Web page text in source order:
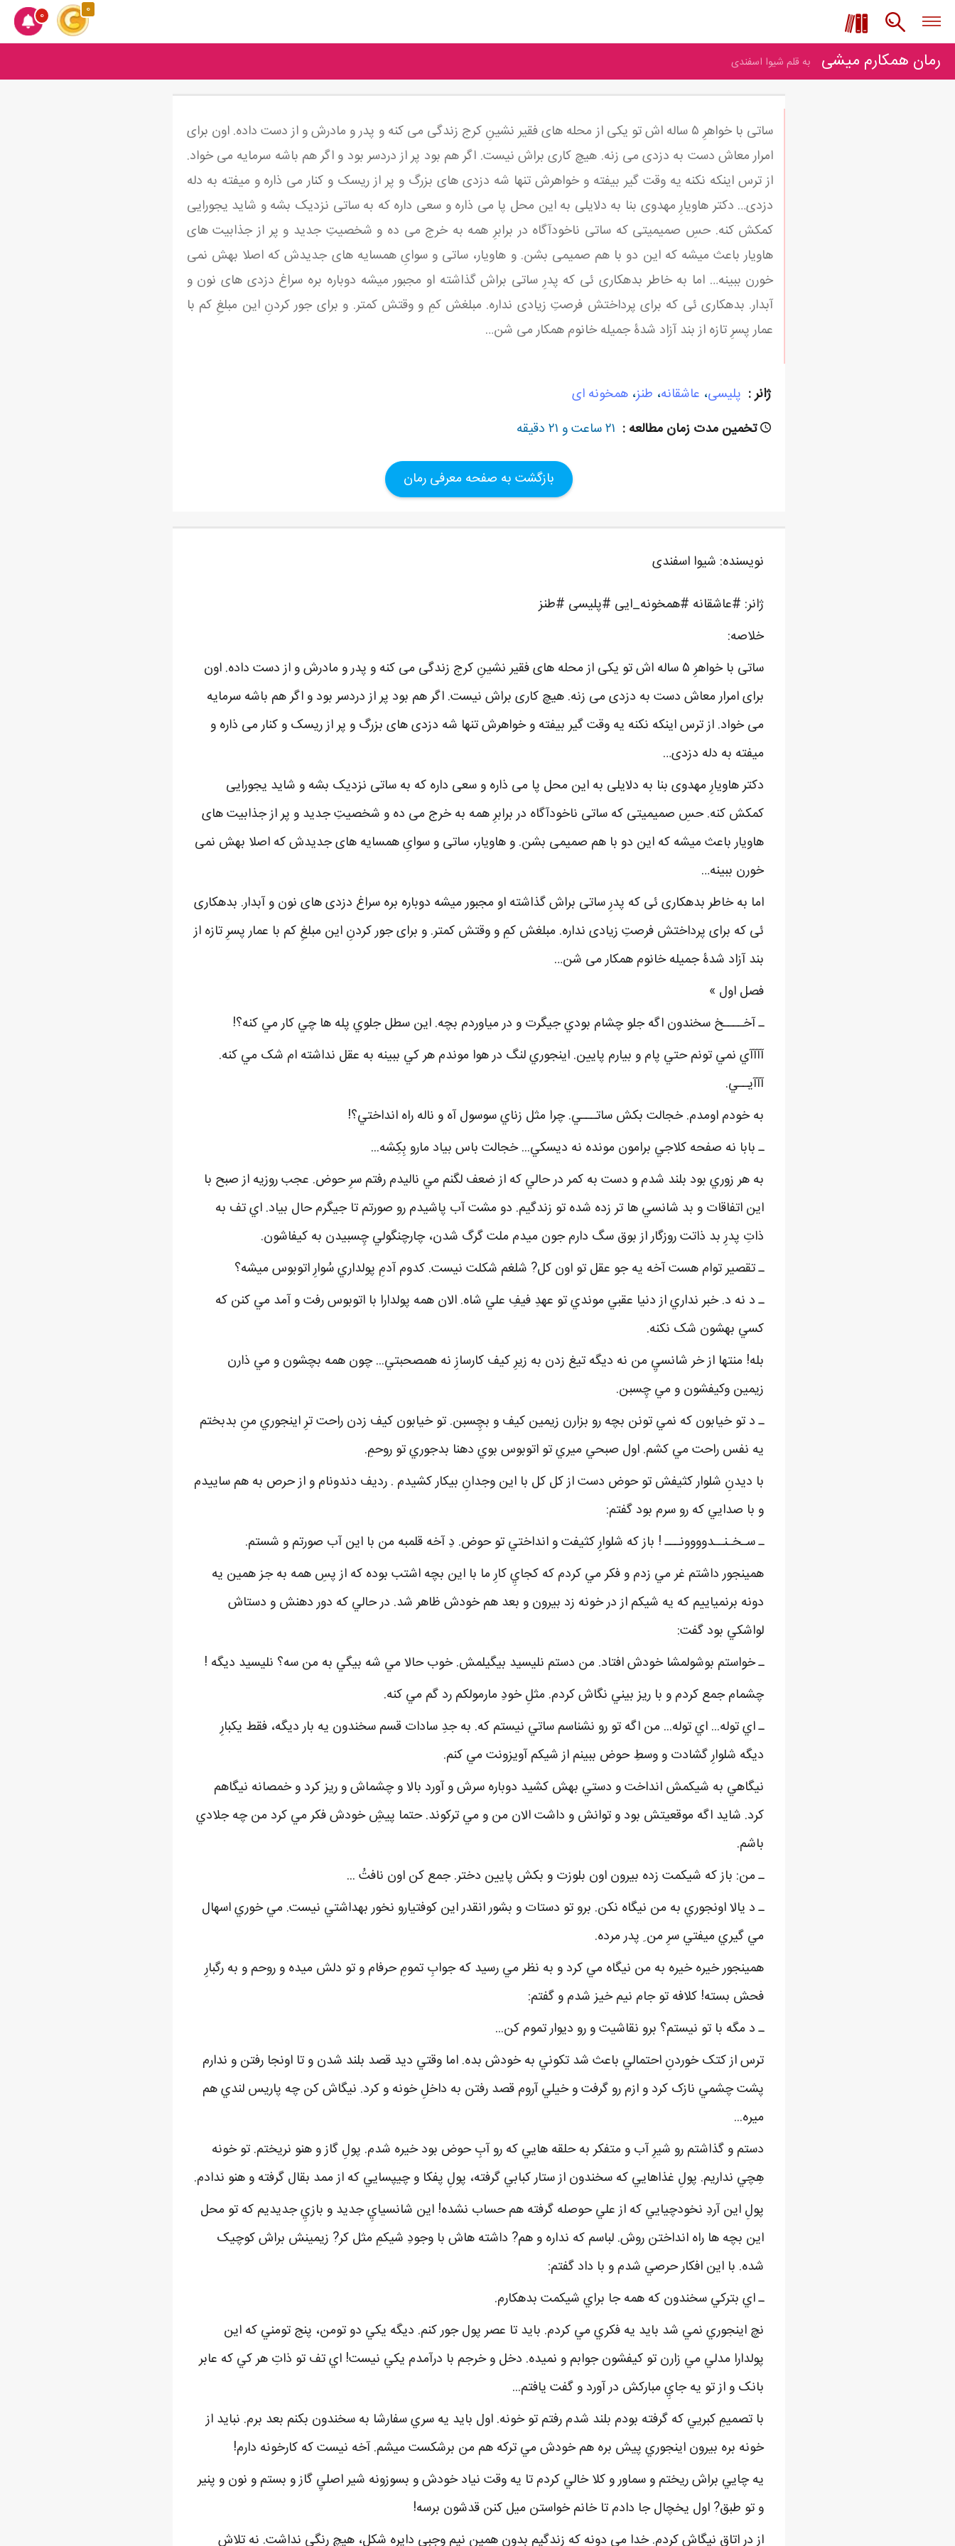
0 0
رمان همکارم میشی به قلم شیوا اسفندی
ساتی با خواهرِ ۵ ساله اش تو یکی از محله های فقیر نشینِ کرج زندگی می کنه و پدر و مادرش و از دست داده. اون برای
امرار معاش دست به دزدی می زنه. هیچ کاری براش نیست. اگر هم بود پر از دردسر بود و اگر هم باشه سرمایه می خواد.
از ترس اینکه نکنه یه وقت گیر بیفته و خواهرش تنها شه دزدی های بزرگ و پر از ریسک و کنار می ذاره و میفته به دله
دزدی… دکتر هاویارِ مهدوی بنا به دلایلی به این محل پا می ذاره و سعی داره که به ساتی نزدیک بشه و شاید یجورایی
کمکش کنه. حسِ صمیمیتی که ساتی ناخودآگاه در برابرِ همه به خرج می ده و شخصیتِ جدید و پر از جذابیت های
هاویار باعث میشه که این دو با هم صمیمی بشن. و هاویار، ساتی و سوایِ همسایه های جدیدش که اصلا بهش نمی
خورن ببینه… اما به خاطر بدهکاری ئی که پدرِ ساتی براش گذاشته او مجبور میشه دوباره بره سراغ دزدی های نون و
آبدار. بدهکاری ئی که برای پرداختش فرصتِ زیادی نداره. مبلغش کمِ و وقتش کمتر. و برای جور کردنِ این مبلغِ کم با
عمار پسرِ تازه از بند آزاد شدۀ جمیله خانوم همکار می شن…
ژانر : پلیسی، عاشقانه، طنز، همخونه ای
تخمین مدت زمان مطالعه : ۲۱ ساعت و ۲۱ دقیقه
بازگشت به صفحه معرفی رمان
نویسنده: شیوا اسفندی
ژانر: #عاشقانه #همخونه_ایی #پلیسی #طنز
خلاصه:
ساتی با خواهرِ ۵ ساله اش تو یکی از محله های فقیر نشینِ کرج زندگی می کنه و پدر و مادرش و از دست داده. اون
برای امرار معاش دست به دزدی می زنه. هیچ کاری براش نیست. اگر هم بود پر از دردسر بود و اگر هم باشه سرمایه
می خواد. از ترس اینکه نکنه یه وقت گیر بیفته و خواهرش تنها شه دزدی های بزرگ و پر از ریسک و کنار می ذاره و
میفته به دله دزدی…
دکتر هاویارِ مهدوی بنا به دلایلی به این محل پا می ذاره و سعی داره که به ساتی نزدیک بشه و شاید یجورایی
کمکش کنه. حسِ صمیمیتی که ساتی ناخودآگاه در برابرِ همه به خرج می ده و شخصیتِ جدید و پر از جذابیت های
هاویار باعث میشه که این دو با هم صمیمی بشن. و هاویار، ساتی و سوایِ همسایه های جدیدش که اصلا بهش نمی
خورن ببینه…
اما به خاطر بدهکاری ئی که پدرِ ساتی براش گذاشته او مجبور میشه دوباره بره سراغ دزدی های نون و آبدار. بدهکاری
ئی که برای پرداختش فرصتِ زیادی نداره. مبلغش کمِ و وقتش کمتر. و برای جور کردنِ این مبلغِ کم با عمار پسرِ تازه از
بند آزاد شدۀ جمیله خانوم همکار می شن…
فصل اول »
ـ آخــــخ سخندون اگه جلو چشام بودي جيگرت و در مياوردم بچه. اين سطل جلوي پله ها چي کار مي کنه؟!
آآآآي نمي تونم حتي پام و بيارم پايين. اينجوري لنگ در هوا موندم هر کي ببينه به عقل نداشته ام شک مي کنه.
آآآيــي.
به خودم اومدم. خجالت بکش ساتـــي. چرا مثل زناي سوسول آه و ناله راه انداختي؟!
ـ بابا نه صفحه کلاجي برامون مونده نه ديسکي... خجالت باس بياد مارو بِکِشه...
به هر زوري بود بلند شدم و دست به کمر در حالي که از ضعف لگنم مي ناليدم رفتم سرِ حوض. عجب روزيه از صبح با
اين اتفاقات و بد شانسي ها تر زده شده تو زندگيم. دو مشت آب پاشيدم رو صورتم تا جيگرم حال بياد. اي تف به
ذاتِ پدرِ بد ذاتت روزگار از بوق سگ دارم جون ميدم ملت گرگ شدن، چارچنگولي چِسبيدن به کيفاشون.
ـ تقصير توام هست آخه يه جو عقل تو اون کل? شلغم شکلت نيست. کدوم آدمِ پولداري سُوارِ اتوبوس ميشه؟
ـ د نه د. خبر نداري از دنيا عقبي موندي تو عهدِ فيفِ علي شاه. الان همه پولدارا با اتوبوس رفت و آمد مي کنن که
کسي بهشون شک نکنه.
بله! منتها از خر شانسيِ من نه ديگه تيغ زدن به زيرِ کيف کارسازِ نه همصحبتي... چون همه بچشون و مي ذارن
زيمين وکيفشون و مي چِسبن.
ـ د تو خيابون که نمي تونن بچه رو بزارن زيمين کيف و بچِسبن. تو خيابون کيف زدن راحت ترِ اينجوري منِ بدبختم
يه نفس راحت مي کشم. اول صبحي ميري تو اتوبوس بوي دهنا بدجوري تو روحمِ.
با ديدنِ شلوار کثيفش تو حوض دست از کل کل با اين وجدانِ بيکار کشيدم . رديف دندونام و از حرص به هم ساييدم
و با صدايي که رو سرم بود گفتم:
ـ سـخـنــدوووونـــ ! باز که شلوارِ کثيفت و انداختي تو حوض. دِ آخه قلمبه من با اين آب صورتم و شستم.
همينجور داشتم غر مي زدم و فکر مي کردم که کجايِ کارِ ما با اين بچه اشتب بوده که از پسِ همه به جز همين يه
دونه برنمياييم که يه شيکم از در خونه زد بيرون و بعد هم خودش ظاهر شد. در حالي که دور دهنش و دستاش
لواشکي بود گفت:
ـ خواستم بوشولمشا خودش افتاد. من دستم نليسيد بيگيلمش. خوب حالا مي شه بيگي به من سه؟ نليسيد ديگه !
چشمام جمع کردم و با ريز بيني نگاش کردم. مثلِ خودِ مارمولکم رد گم مي کنه.
ـ اي توله... اي توله... من اگه تو رو نشناسم ساتي نيستم که. به جدِ سادات قسم سخندون يه بار ديگه، فقط يکبارِ
ديگه شلوارِ گشادت و وسطِ حوض ببينم از شيکم آويزونت مي کنم.
نيگاهي به شيکمش انداخت و دستي بهش کشيد دوباره سرش و آورد بالا و چشماش و ريز کرد و خمصانه نيگاهم
کرد. شايد اگه موقعيتش بود و توانش و داشت الان من و مي ترکوند. حتما پيشِ خودش فکر مي کرد من چه جلادي
باشم.
ـ من: باز که شيکمت زده بيرون اون بلوزت و بکش پايين دختر. جمع کن اون نافتُ ...
ـ د يالا اونجوري به من نيگاه نکن. برو تو دستات و بشور انقدر اين کوفتيارو نخور بهداشتي نيست. مي خوري اسهال
مي گيري ميفتي سرِ من ِ پدر مرده.
همينجور خيره خيره به من نيگاه مي کرد و به نظر مي رسيد که جوابِ تمومِ حرفام و تو دلش ميده و روحم و به رگبارِ
فحش بسته! کلافه تو جام نيم خيز شدم و گفتم:
ـ د مگه با تو نيستم؟ برو نقاشيت و رو ديوار تموم کن...
ترس از کتک خوردنِ احتمالي باعث شد تکوني به خودش بده. اما وقتي ديد قصد بلند شدن و تا اونجا رفتن و ندارم
پشت چشمي نازک کرد و ازم رو گرفت و خيلي آروم قصد رفتن به داخلِ خونه و کرد. نيگاش کن چه پاريس لندي هم
ميره...
دستم و گذاشتم رو شيرِ آب و متفکر به حلقه هايي که رو آبِ حوض بود خيره شدم. پولِ گاز و هنو نريختم. تو خونه
هِچي نداريم. پولِ غذاهايي که سخندون از ستار کبابي گرفته، پولِ پفکا و چيپسايي که از ممد بقال گرفته و هنو ندادم.
پولِ اين آردِ نخودچيايي که از علي حوصله گرفته هم حساب نشده! اين شانسيايِ جديد و بازيِ جديديم که تو محل
اين بچه ها راه انداختن روش. لباسم که نداره و هم? داشته هاش با وجودِ شيکمِ مثل کر? زيمينش براش کوچيک
شده. با اين افکار حرصي شدم و با داد گفتم:
ـ اي بترکي سخندون که همه جا براي شيکمت بدهکارم.
نچ اينجوري نمي شد بايد يه فکري مي کردم. بايد تا عصر پول جور کنم. ديگه يکي دو تومن، پنج تومني که اين
پولدارا مدلي مي زارن تو کيفشون جوابم و نميده. دخل و خرجم با درآمدم يکي نيست! اي تف تو ذاتِ هر کي که عابر
بانک و از تو يه جايِ مبارکش در آورد و گفت يافتم...
با تصميمِ کبريي که گرفته بودم بلند شدم رفتم تو خونه. اول بايد يه سري سفارشا به سخندون بکنم بعد برم. نبايد از
خونه بره بيرون اينجوري پيش بره هم خودش مي ترکه هم من برشکست ميشم. آخه نيست که کارخونه دارم!
يه چايي براش ريختم و سماور و کلا خالي کردم تا يه وقت نياد خودش و بسوزونه شير اصليِ گاز و بستم و نون و پنير
و تو طبق? اول يخچال جا دادم تا خانم خواستن ميل کنن قدشون برسه!
از در اتاق نيگاش کردم. خدا مي دونه که زندگيم بدونِ همين نيم وجبيِ دايره شکل، هيچ رنگي نداشت. نه تلاش